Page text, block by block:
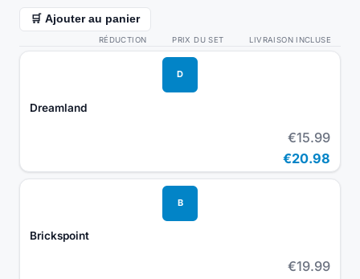
🛒 Ajouter au panier
RÉDUCTION PRIX DU SET LIVRAISON INCLUSE
D
Dreamland
€15.99
€20.98
B
Brickspoint
€19.99